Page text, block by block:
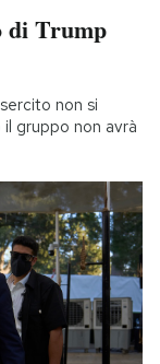
di Trump
non si
gruppo non avrà